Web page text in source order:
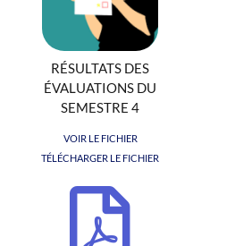
RÉSULTATS DES
ÉVALUATIONS DU
SEMESTRE 4
VOIR LE FICHIER
TÉLÉCHARGER LE FICHIER